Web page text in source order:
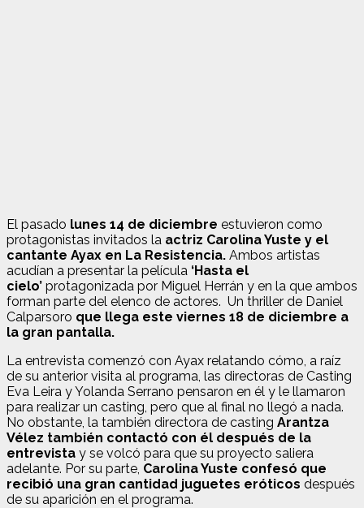
El pasado lunes 14 de diciembre estuvieron como
protagonistas invitados la actriz Carolina Yuste y el
cantante Ayax en La Resistencia. Ambos artistas
acudían a presentar la película ‘Hasta el
cielo’ protagonizada por Miguel Herrán y en la que ambos
forman parte del elenco de actores. Un thriller de Daniel
Calparsoro que llega este viernes 18 de diciembre a
la gran pantalla.
La entrevista comenzó con Ayax relatando cómo, a raíz
de su anterior visita al programa, las directoras de Casting
Eva Leira y Yolanda Serrano pensaron en él y le llamaron
para realizar un casting, pero que al final no llegó a nada.
No obstante, la también directora de casting Arantza
Vélez también contactó con él después de la
entrevista y se volcó para que su proyecto saliera
adelante. Por su parte, Carolina Yuste confesó que
recibió una gran cantidad juguetes eróticos después
de su aparición en el programa.